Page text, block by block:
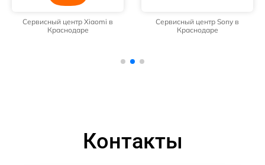
Сервисный центр Xiaomi в
Краснодаре
Сервисный центр Sony в
Краснодаре
Контакты